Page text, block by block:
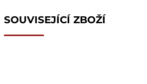
SOUVISEJÍCÍ ZBOŽÍ